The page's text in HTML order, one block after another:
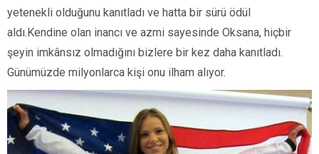
yetenekli olduğunu kanıtladı ve hatta bir sürü ödül
aldı.Kendine olan inancı ve azmi sayesinde Oksana, hiçbir
şeyin imkânsız olmadığını bizlere bir kez daha kanıtladı.
Günümüzde milyonlarca kişi onu ilham alıyor.